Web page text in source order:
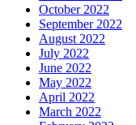
October 2022
September 2022
August 2022
July 2022
June 2022
May 2022
April 2022
March 2022